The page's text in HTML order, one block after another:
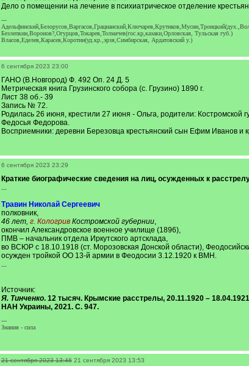
Дело о помещении на лечение в психиатрическое отделение
---
Безлепкин,Воронов?,Огурцов,Токарев,Толмачев(гос.кр,казаки,Орловская, Тульская губ.)
Власов,Еделев,Карасев,Коротин(уд.кр.,эрзя,Симбирская, Ардатовский у.)
6 сентября 2023 23:00
ГАНО (В.Новгород) Ф. 492 Оп. 24 Д. 5
Метрическая книга Грузинского собора (с. Грузино) 1890 г.
Лист 38 об.- 39
Запись № 72.
Родилась 26 июня, крестили 27 июня - Ольга, родители: Костромской
Федосья Федорова.
Восприемники: деревни Березовца крестьянский сын Ефим Иванов и
6 сентября 2023 23:29
Краткие биографические сведения на лиц, осужденных к
...
Травин Николай Сергеевич
полковник,
46 лет, г. КологривКостромской губернии,
окончил Александровское военное училище (1896),
ПМВ – начальник отдела Иркутского артсклада,
во ВСЮР с 18.10.1918 (ст. Морозовская Донской области),
осужден тройкой ОО 13-й армии в Феодосии 3.12.1920 к ВМН.
...
Источник:
Я. Тинченко. 12 тысяч. Крымские расстрелы, 20.11.1920 –
НАН Украины, 2021. С. 947.
---
Знания - сила
21 сентября 2023 13:46 21 сентября 2023 13:53